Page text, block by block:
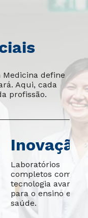
define
Aqui, cada
profissão.
Inovação
Laboratórios
completos com
tecnologia
para o ensino em
saúde.